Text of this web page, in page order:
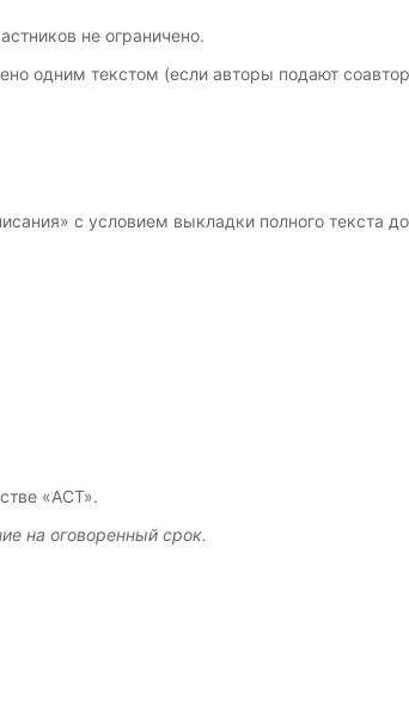
не ограничено.
одним текстом (если авторы подают
с условием выкладки полного текста
«АСТ».
на оговоренный срок.